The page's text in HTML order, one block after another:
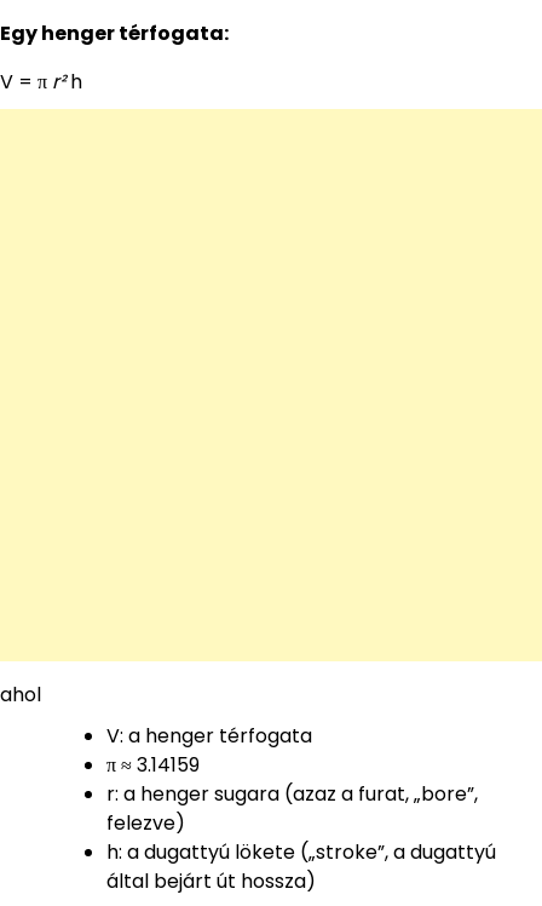
Egy henger térfogata:
V = π r²h
ahol
V: a henger térfogata
π ≈ 3.14159
r: a henger sugara (azaz a furat, „bore”,
felezve)
h: a dugattyú lökete („stroke”, a dugattyú
által bejárt út hossza)